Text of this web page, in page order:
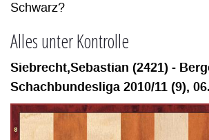
Schwarz?
Alles unter Kontrolle
Siebrecht,Sebastian (2421) -
Schachbundesliga 2010/11 (9),